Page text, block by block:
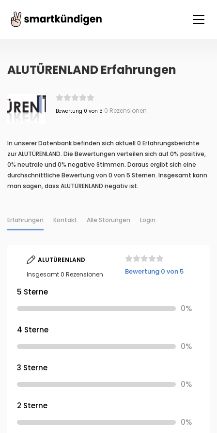
ALUTÜRENLAND Erfahrungen
Bewertung 0 von 5 0 Rezensionen
In unserer Datenbank befinden sich aktuell 0 Erfahrungsberichte
zur ALUTÜRENLAND. Die Bewertungen verteilen sich auf 0% positive,
0% neutrale und 0% negative Stimmen. Daraus ergibt sich eine
durchschnittliche Bewertung von 0 von 5 Sternen. Insgesamt kann
man sagen, dass ALUTÜRENLAND negativ ist.
Erfahrungen Kontakt Alle Störungen Login
ALUTÜRENLAND
Insgesamt 0 Rezensionen
Bewertung 0 von 5
5 Sterne
0%
4 Sterne
0%
3 Sterne
0%
2 Sterne
0%